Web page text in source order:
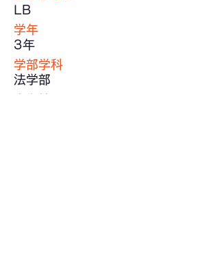
LB
学年
3年
学部学科
法学部